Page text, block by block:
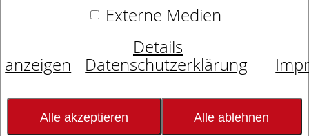
Externe Medien
Details
anzeigen
Datenschutzerklärung
Alle akzeptieren Alle ablehnen